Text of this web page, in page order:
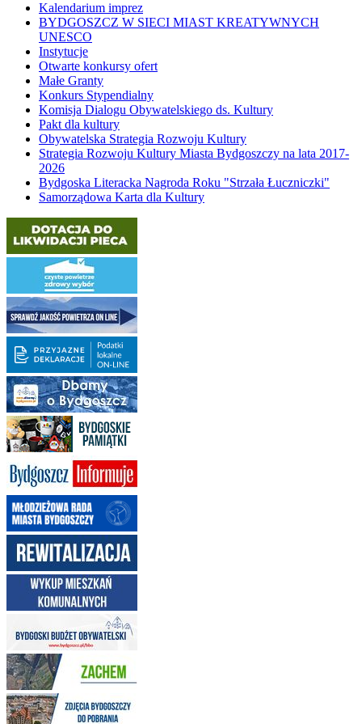
Kalendarium imprez
BYDGOSZCZ W SIECI MIAST KREATYWNYCH
UNESCO
Instytucje
Otwarte konkursy ofert
Małe Granty
Konkurs Stypendialny
Komisja Dialogu Obywatelskiego ds. Kultury
Pakt dla kultury
Obywatelska Strategia Rozwoju Kultury
Strategia Rozwoju Kultury Miasta Bydgoszczy na lata 2017-
2026
Bydgoska Literacka Nagroda Roku "Strzała Łuczniczki"
Samorządowa Karta dla Kultury